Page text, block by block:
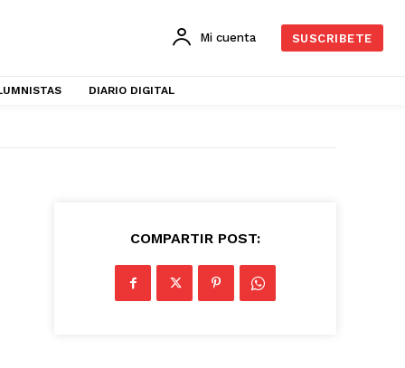
Mi cuenta SUSCRIBETE
DIARIO DIGITAL
COMPARTIR POST: